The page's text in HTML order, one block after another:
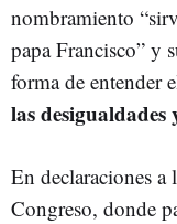
nombramiento
papa Francisco” y
forma de entender
las
En declaraciones a
Congreso, donde